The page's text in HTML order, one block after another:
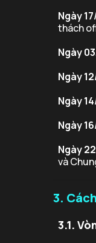
Ngày
thách
Ngày
Ngày
Ngày
Ngày
Ngày
và
3.
3.1.